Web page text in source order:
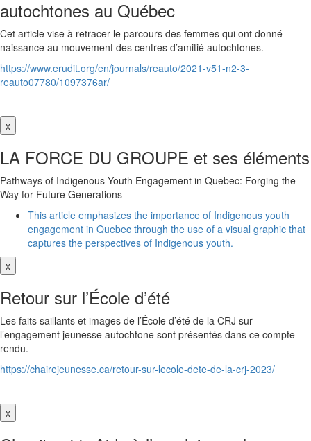
autochtones au Québec
Cet article vise à retracer le parcours des femmes qui ont donné
naissance au mouvement des centres d’amitié autochtones.
https://www.erudit.org/en/journals/reauto/2021-v51-n2-3-
reauto07780/1097376ar/
x
LA FORCE DU GROUPE et ses éléments
Pathways of Indigenous Youth Engagement in Quebec: Forging the
Way for Future Generations
This article emphasizes the importance of Indigenous youth
engagement in Quebec through the use of a visual graphic that
captures the perspectives of Indigenous youth.
x
Retour sur l’École d’été
Les faits saillants et images de l’École d’été de la CRJ sur
l’engagement jeunesse autochtone sont présentés dans ce compte-
rendu.
https://chairejeunesse.ca/retour-sur-lecole-dete-de-la-crj-2023/
x